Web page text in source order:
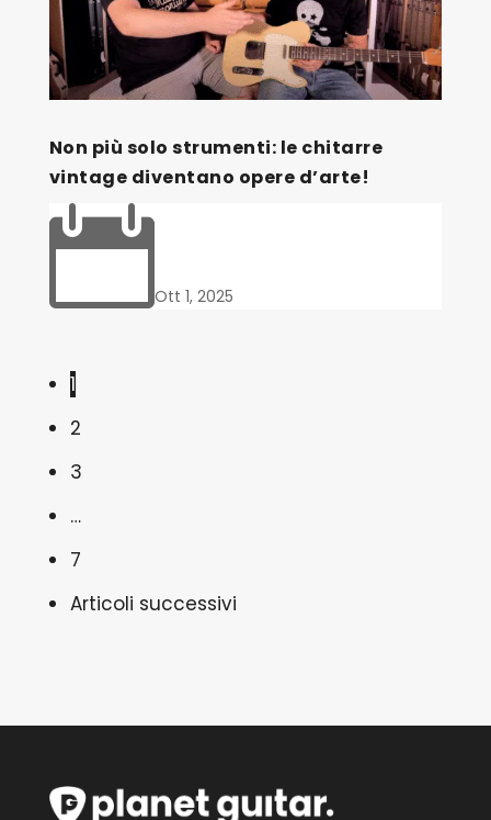
Non più solo strumenti: le chitarre
vintage diventano opere d’arte!
Ott 1, 2025
1
2
3
…
7
Articoli successivi